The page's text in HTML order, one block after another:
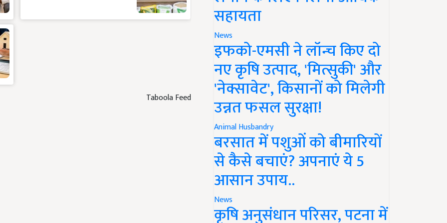
Taboola Feed
सहायता
News
इफको-एमसी ने लॉन्च किए दो
नए कृषि उत्पाद, 'मित्सुकी' और
'नेक्सावेट', किसानों को मिलेगी
उन्नत फसल सुरक्षा!
Animal Husbandry
बरसात में पशुओं को बीमारियों
से कैसे बचाएं? अपनाएं ये 5
आसान उपाय..
News
कृषि अनुसंधान परिसर, पटना में